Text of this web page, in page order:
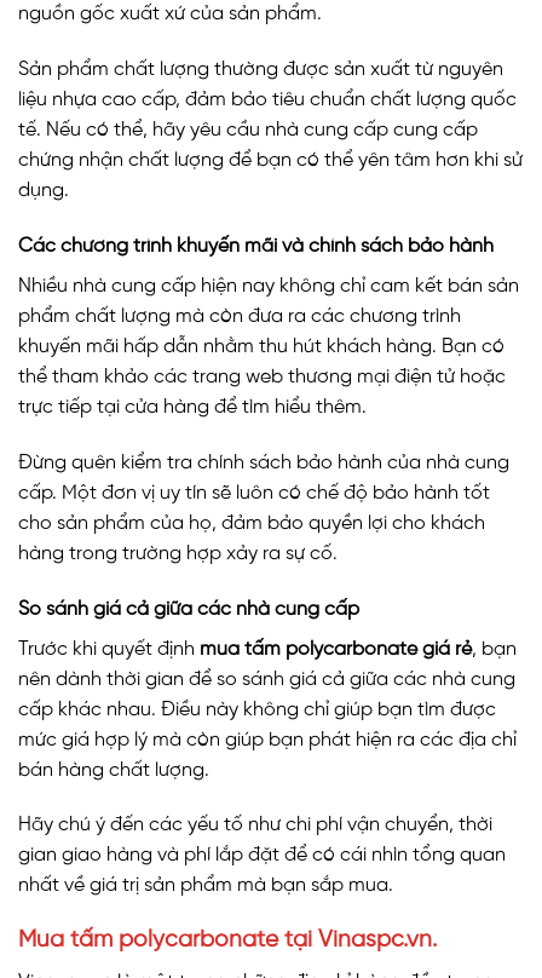
nguồn gốc xuất xứ của sản phẩm.
Sản phẩm chất lượng thường được sản xuất từ nguyên
liệu nhựa cao cấp, đảm bảo tiêu chuẩn chất lượng quốc
tế. Nếu có thể, hãy yêu cầu nhà cung cấp cung cấp
chứng nhận chất lượng để bạn có thể yên tâm hơn khi sử
dụng.
Các chương trình khuyến mãi và chính sách bảo hành
Nhiều nhà cung cấp hiện nay không chỉ cam kết bán sản
phẩm chất lượng mà còn đưa ra các chương trình
khuyến mãi hấp dẫn nhằm thu hút khách hàng. Bạn có
thể tham khảo các trang web thương mại điện tử hoặc
trực tiếp tại cửa hàng để tìm hiểu thêm.
Đừng quên kiểm tra chính sách bảo hành của nhà cung
cấp. Một đơn vị uy tín sẽ luôn có chế độ bảo hành tốt
cho sản phẩm của họ, đảm bảo quyền lợi cho khách
hàng trong trường hợp xảy ra sự cố.
So sánh giá cả giữa các nhà cung cấp
Trước khi quyết định mua tấm polycarbonate giá rẻ, bạn
nên dành thời gian để so sánh giá cả giữa các nhà cung
cấp khác nhau. Điều này không chỉ giúp bạn tìm được
mức giá hợp lý mà còn giúp bạn phát hiện ra các địa chỉ
bán hàng chất lượng.
Hãy chú ý đến các yếu tố như chi phí vận chuyển, thời
gian giao hàng và phí lắp đặt để có cái nhìn tổng quan
nhất về giá trị sản phẩm mà bạn sắp mua.
Mua tấm polycarbonate tại Vinaspc.vn.